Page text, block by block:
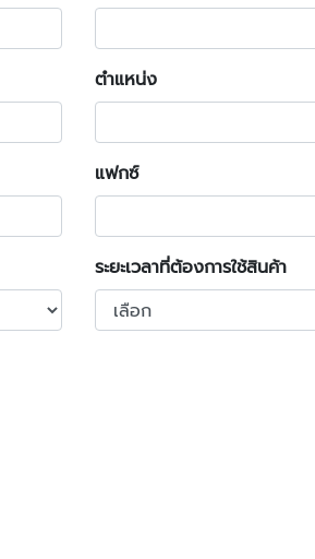
ตำแหน่ง
แฟกซ์
ระยะเวลาที่ต้องการใช้สินค้า